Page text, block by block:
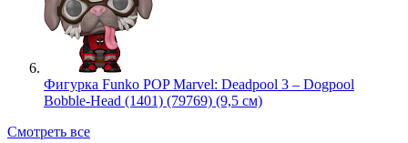
Фигурка Funko POP Marvel: Deadpool 3 – Dogpool
Bobble-Head (1401) (79769) (9,5 см)
Смотреть все